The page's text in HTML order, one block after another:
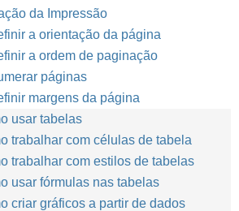
Capítulo 2
da Impressão
a orientação da página
a ordem de paginação
páginas
margens da página
usar tabelas
trabalhar com células de tabela
trabalhar com estilos de tabelas
usar fórmulas nas tabelas
criar gráficos a partir de dados